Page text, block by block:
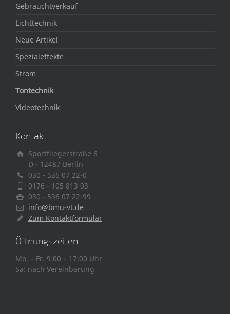
Gebrauchtverkauf
Lichttechnik
Neue Artikel
Spezialeffekte
Strom
Tontechnik
Videotechnik
Kontakt
Sportfliegerstraße 6
D - 12487 Berlin
030 - 536 07 22-0
0176 - 105 813 03
030 - 536 07 22-99
info@bmu-vt.de
Zum Kontaktformular
Öffnungszeiten
Mo. – Fr. 9:00 – 17:00 Uhr
Sa: nach Vereinbarung